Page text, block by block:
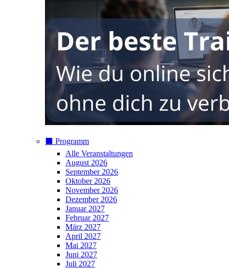
⬛️ Programm
Alle Veranstaltungen
August 2026
September 2026
Oktober 2026
November 2026
Dezember 2026
Januar 2027
Februar 2027
März 2027
April 2027
Mai 2027
Juni 2027
Juli 2027